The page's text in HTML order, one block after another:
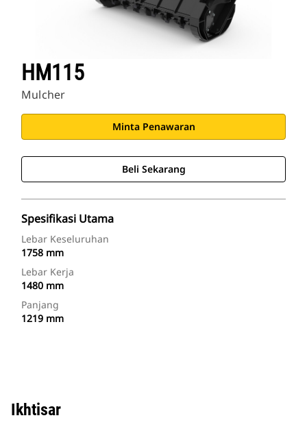
HM115
Mulcher
Minta Penawaran
Beli Sekarang
Spesifikasi Utama
Lebar Keseluruhan
1758 mm
Lebar Kerja
1480 mm
Panjang
1219 mm
Ikhtisar